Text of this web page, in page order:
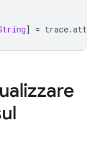
] = trace.